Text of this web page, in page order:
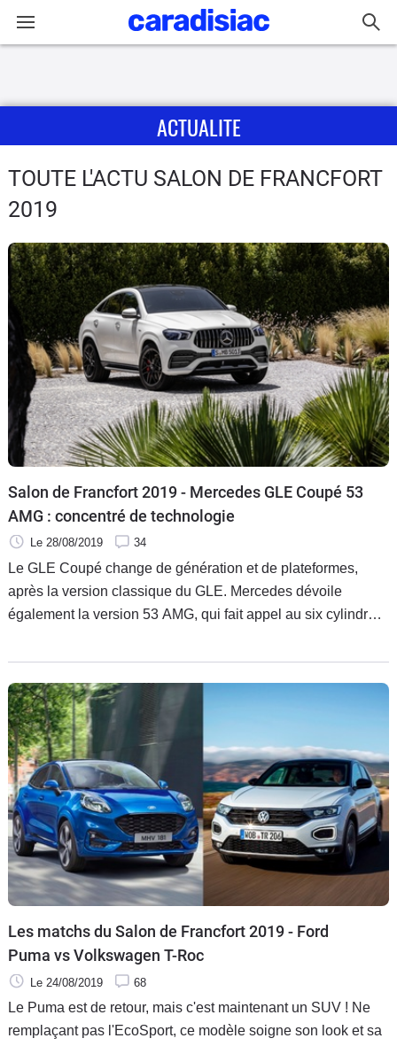
Actu
Essais
Guide
d'achat
Electriques
Utilitaires
Flottes
Auto
Services
Moto
Marques
ACTUALITE
TOUTE L'ACTU SALON DE FRANCFORT
2019
Salon de Francfort 2019 - Mercedes GLE Coupé 53
AMG : concentré de technologie
Le 28/08/2019 34
Le GLE Coupé change de génération et de plateformes,
après la version classique du GLE. Mercedes dévoile
également la version 53 AMG, qui fait appel au six cylindres
Les matchs du Salon de Francfort 2019 - Ford
Puma vs Volkswagen T-Roc
Le 24/08/2019 68
Le Puma est de retour, mais c'est maintenant un SUV ! Ne
remplaçant pas l'EcoSport, ce modèle soigne son look et sa